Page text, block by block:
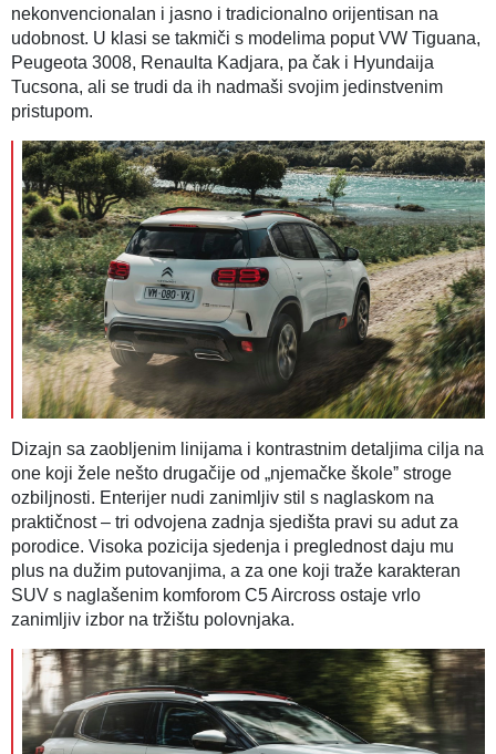
nekonvencionalan i jasno i tradicionalno orijentisan na
udobnost. U klasi se takmiči s modelima poput VW Tiguana,
Peugeota 3008, Renaulta Kadjara, pa čak i Hyundaija
Tucsona, ali se trudi da ih nadmaši svojim jedinstvenim
pristupom.
Dizajn sa zaobljenim linijama i kontrastnim detaljima cilja na
one koji žele nešto drugačije od „njemačke školeˮ stroge
ozbiljnosti. Enterijer nudi zanimljiv stil s naglaskom na
praktičnost – tri odvojena zadnja sjedišta pravi su adut za
porodice. Visoka pozicija sjedenja i preglednost daju mu
plus na dužim putovanjima, a za one koji traže karakteran
SUV s naglašenim komforom C5 Aircross ostaje vrlo
zanimljiv izbor na tržištu polovnjaka.